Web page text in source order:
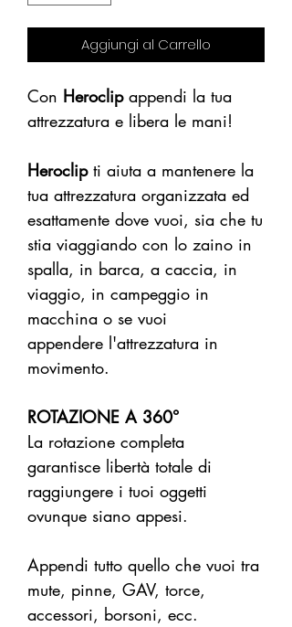
Aggiungi al Carrello
Con Heroclipappendi la tua
attrezzatura e libera le mani!
Heroclipti aiuta a mantenere la
tua attrezzatura organizzata ed
esattamente dove vuoi, sia che tu
stia viaggiando con lo zaino in
spalla, in barca, a caccia, in
viaggio, in campeggio in
macchina o se vuoi
appendere l'attrezzatura in
movimento.
ROTAZIONE A 360°
La rotazione completa
garantisce libertà totale di
raggiungere i tuoi oggetti
ovunque siano appesi.
Appendi tutto quello che vuoi tra
mute, pinne, GAV, torce,
accessori, borsoni, ecc.